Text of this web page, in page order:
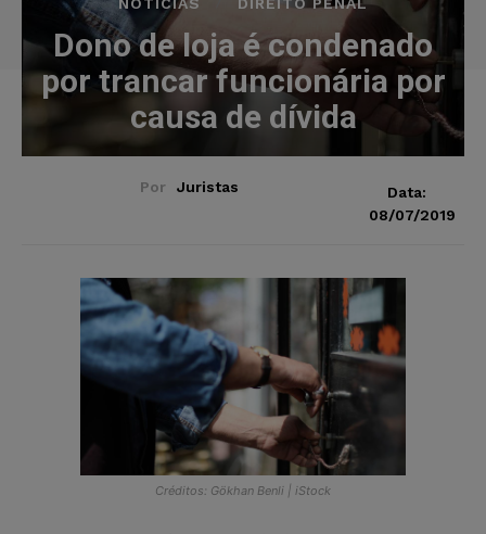
Dono de loja é condenado
por trancar funcionária por
causa de dívida
Por Juristas
Data:
08/07/2019
Créditos: Gökhan Benli | iStock